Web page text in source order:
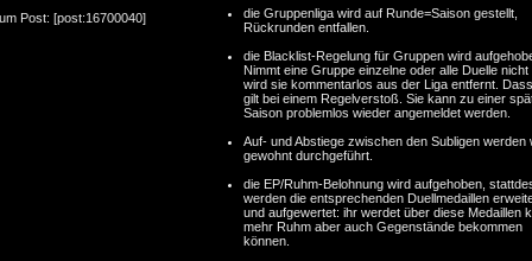
Post: [post:16700040]
die Gruppenliga wird auf Runde=Saison gestellt,
Rückrunden entfallen.
die Blacklist-Regelung für Gruppen wird
Nimmt eine Gruppe einzelne oder alle Duelle nicht
wird sie kommentarlos aus der Liga entfernt.
gilt bei einem Regelverstoß. Sie kann zu einer
Saison problemlos wieder angemeldet werden.
Auf- und Abstiege zwischen den Subligen werden
gewohnt durchgeführt.
die EP/Ruhm-Belohnung wird aufgehoben,
werden die entsprechenden Duellmedaillen
und aufgewertet: ihr werdet über diese Medaillen
mehr Ruhm aber auch Gegenstände bekommen
können.